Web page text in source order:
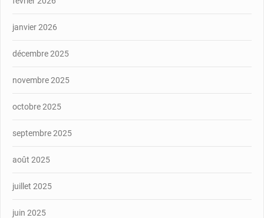
janvier 2026
décembre 2025
novembre 2025
octobre 2025
septembre 2025
août 2025
juillet 2025
juin 2025